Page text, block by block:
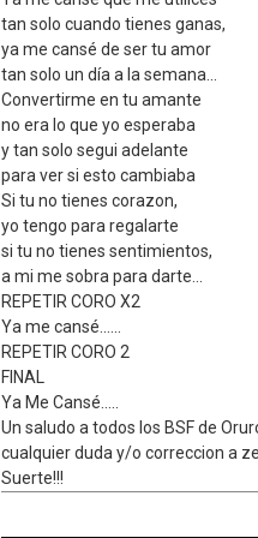
tan solo cuando tienes ganas,
ya me cansé de ser tu amor
tan solo un día a la semana...
Convertirme en tu amante
no era lo que yo esperaba
y tan solo segui adelante
para ver si esto cambiaba
Si tu no tienes corazon,
yo tengo para regalarte
si tu no tienes sentimientos,
a mi me sobra para darte...
REPETIR CORO X2
Ya me cansé......
REPETIR CORO 2
FINAL
Ya Me Cansé.....
Un saludo a todos los BSF de
cualquier duda y/o correccion a
Suerte!!!